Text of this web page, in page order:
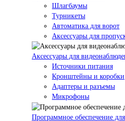
Шлагбаумы
Турникеты
Автоматика для ворот
Аксессуары для
Аксессуары для
Источники питания
Кронштейны и коробки
Адаптеры и разъемы
Микрофоны
Программное обеспечение